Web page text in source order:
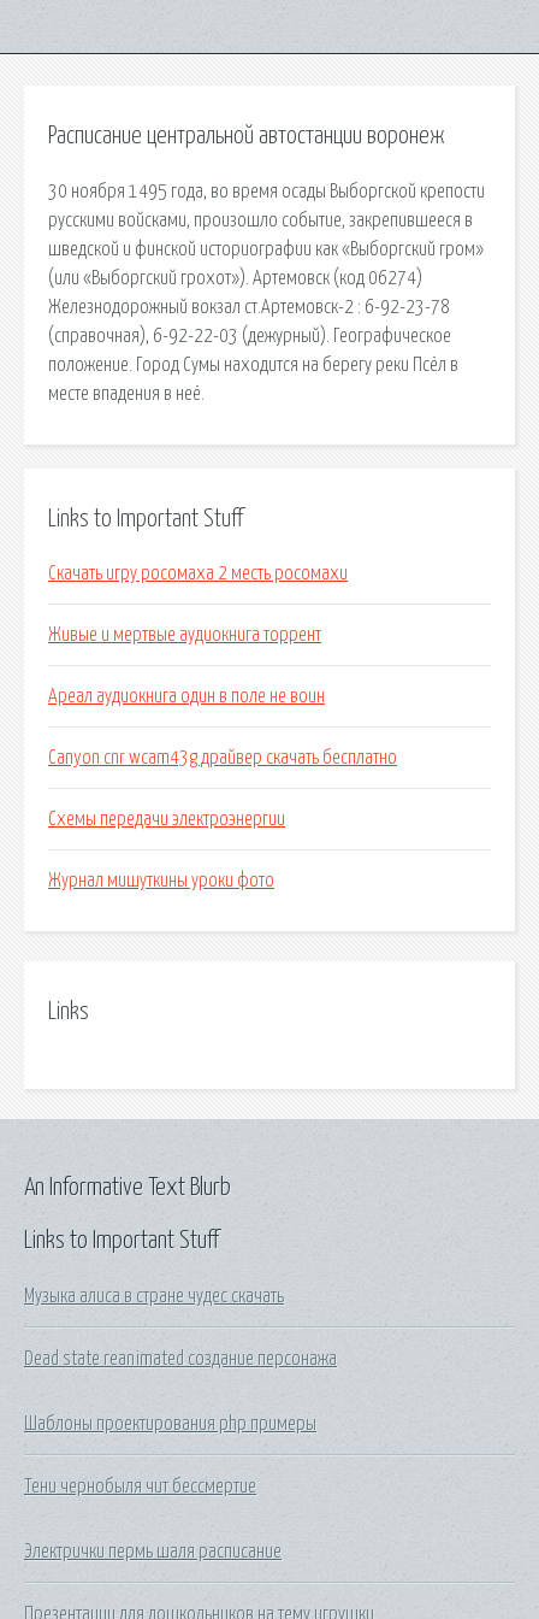
Расписание центральной автостанции воронеж
30 ноября 1495 года, во время осады Выборгской крепости
русскими войсками, произошло событие, закрепившееся в
шведской и финской историографии как «Выборгский гром»
(или «Выборгский грохот»). Артемовск (код 06274)
Железнодорожный вокзал ст.Артемовск-2 : 6-92-23-78
(справочная), 6-92-22-03 (дежурный). Географическое
положение. Город Сумы находится на берегу реки Псёл в
месте впадения в неё.
Links to Important Stuff
Скачать игру росомаха 2 месть росомахи
Живые и мертвые аудиокнига торрент
Ареал аудиокнига один в поле не воин
Canyon cnr wcam43g драйвер скачать бесплатно
Схемы передачи электроэнергии
Журнал мишуткины уроки фото
Links
Links to Important Stuff
Музыка алиса в стране чудес скачать
Dead state reanimated создание персонажа
Шаблоны проектирования php примеры
Тени чернобыля чит бессмертие
Электрички пермь шаля расписание
Презентации для дошкольников на тему игрушки
An Informative Text Blurb